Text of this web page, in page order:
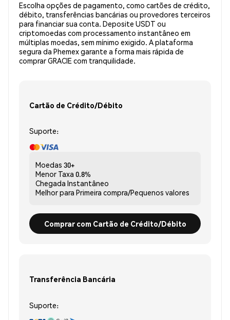
Escolha opções de pagamento, como cartões de crédito,
débito, transferências bancárias ou provedores terceiros
para financiar sua conta. Deposite USDT ou
criptomoedas com processamento instantâneo em
múltiplas moedas, sem mínimo exigido. A plataforma
segura da Phemex garante a forma mais rápida de
comprar GRACIE com tranquilidade.
Cartão de Crédito/Débito
Suporte:
Moedas 30+
Menor Taxa 0.8%
Chegada Instantâneo
Melhor para Primeira compra/Pequenos valores
Comprar com Cartão de Crédito/Débito
Transferência Bancária
Suporte: